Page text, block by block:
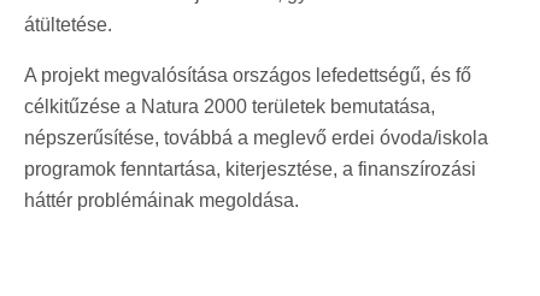
átültetése.
A projekt megvalósítása országos lefedettségű, és fő
célkitűzése a Natura 2000 területek bemutatása,
népszerűsítése, továbbá a meglevő erdei óvoda/iskola
programok fenntartása, kiterjesztése, a finanszírozási
háttér problémáinak megoldása.